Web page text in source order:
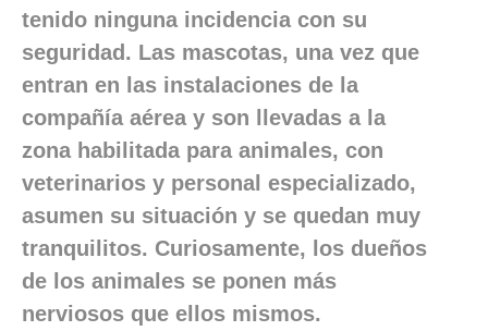
tenido ninguna incidencia con su
seguridad. Las mascotas, una vez que
entran en las instalaciones de la
compañía aérea y son llevadas a la
zona habilitada para animales, con
veterinarios y personal especializado,
asumen su situación y se quedan muy
tranquilitos. Curiosamente, los dueños
de los animales se ponen más
nerviosos que ellos mismos.